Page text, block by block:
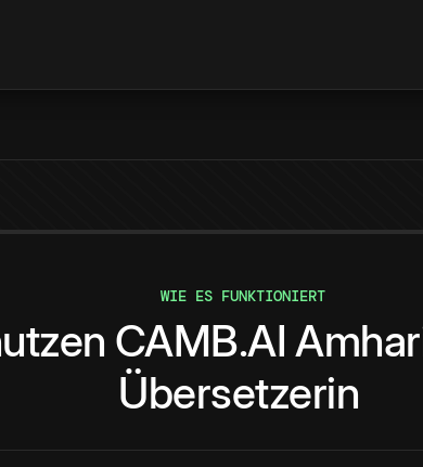
WIE ES FUNKTIONIERT
CAMB.AI
Übersetzerin